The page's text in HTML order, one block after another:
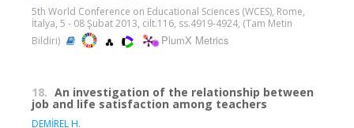
5th World Conference on Educational Sciences (WCES), Rome,
İtalya, 5 - 08 Şubat 2013, cilt.116, ss.4919-4924, (Tam Metin
Bildiri)
PlumX Metrics
18. An investigation of the relationship between
job and life satisfaction among teachers
DEMİREL H.